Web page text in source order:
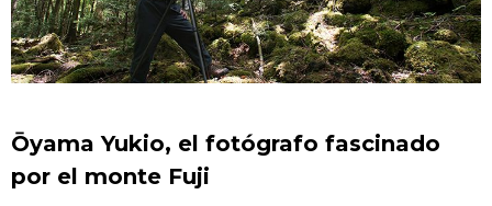
繁體字
Français
Economía
Cultura
Ōyama Yukio, el fotógrafo fascinado
por el monte Fuji